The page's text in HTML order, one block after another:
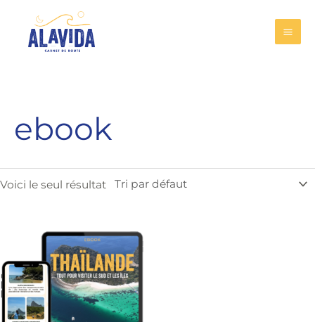
contenu
ebook
Voici le seul résultat